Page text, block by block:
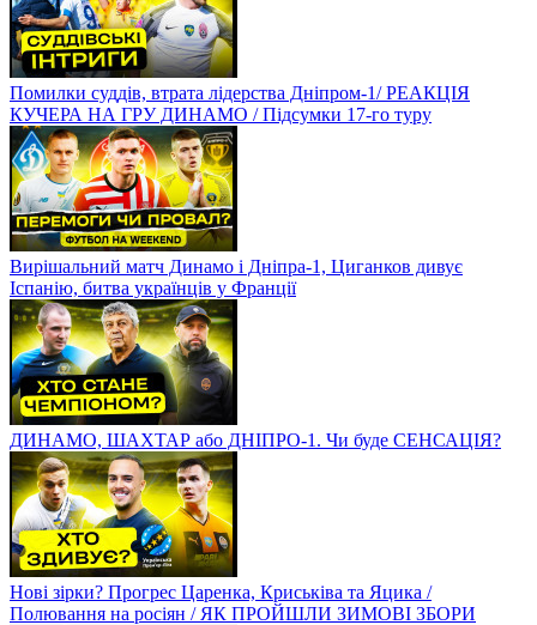
Помилки суддів, втрата лідерства Дніпром-1/ РЕАКЦІЯ
КУЧЕРА НА ГРУ ДИНАМО / Підсумки 17-го туру
Вирішальний матч Динамо і Дніпра-1, Циганков дивує
Іспанію, битва українців у Франції
ДИНАМО, ШАХТАР або ДНІПРО-1. Чи буде СЕНСАЦІЯ?
Нові зірки? Прогрес Царенка, Криськіва та Яцика /
Полювання на росіян / ЯК ПРОЙШЛИ ЗИМОВІ ЗБОРИ